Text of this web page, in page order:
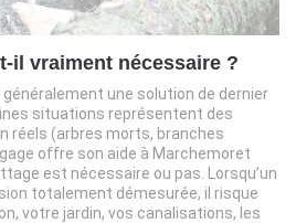
il vraiment nécessaire ?
une solution de dernier
situations représentent des
réels (arbres morts, branches
offre son aide à Marchemoret
est nécessaire ou pas. Lorsqu’un
totalement démesurée, il risque
votre jardin, vos canalisations, les